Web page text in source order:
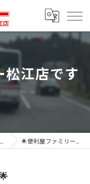
江店です
🌟便利屋ファミリー松江店です🌟